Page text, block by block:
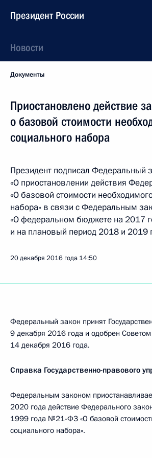
Президент России
Новости
Документы
Приостановлено действие
о базовой стоимости
социального набора
Президент подписал Федеральный
«О приостановлении действия
«О базовой стоимости
набора» в связи с Федеральным
«О федеральном бюджете на 2017
и на плановый период 2018 и 2019
20 декабря 2016 года 14:50
Федеральный закон принят
9 декабря 2016 года и одобрен
14 декабря 2016 года.
Справка Государственно-правового
Федеральным законом
2020 года действие Федерального
1999 года №21-ФЗ «О базовой
социального набора».